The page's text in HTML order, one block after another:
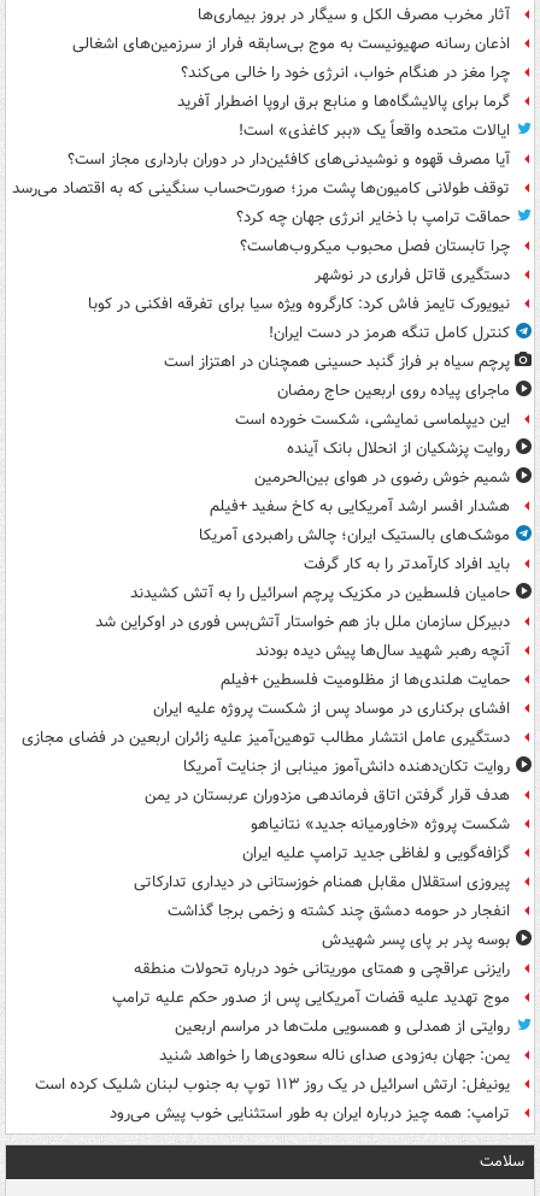
آثار مخرب مصرف الکل و سیگار در بروز بیماری‌ها
اذعان رسانه صهیونیست به موج بی‌سابقه فرار از سرزمین‌های اشغالی
چرا مغز در هنگام خواب، انرژی خود را خالی می‌کند؟
گرما برای پالایشگاه‌ها و منابع برق اروپا اضطرار آفرید
ایالات متحده واقعاً یک «ببر کاغذی» است!
آیا مصرف قهوه و نوشیدنی‌های کافئین‌دار در دوران بارداری مجاز است؟
توقف طولانی کامیون‌ها پشت مرز؛ صورت‌حساب سنگینی که به اقتصاد می‌رسد
حماقت ترامپ با ذخایر انرژی جهان چه کرد؟
چرا تابستان فصل محبوب میکروب‌هاست؟
دستگیری قاتل فراری در نوشهر
نیویورک تایمز فاش کرد: کارگروه ویژه سیا برای تفرقه افکنی در کوبا
کنترل کامل تنگه هرمز در دست ایران!
پرچم سیاه بر فراز گنبد حسینی همچنان در اهتزاز است
ماجرای پیاده روی اربعین حاج رمضان
این دیپلماسی نمایشی، شکست خورده است
روایت پزشکیان از انحلال بانک آینده
شمیم خوش رضوی در هوای بین‌الحرمین
هشدار افسر ارشد آمریکایی به کاخ سفید +فیلم
موشک‌های بالستیک ایران؛ چالش راهبردی آمریکا
باید افراد کارآمدتر را به کار گرفت
حامیان فلسطین در مکزیک پرچم اسرائیل را به آتش کشیدند
دبیرکل سازمان ملل باز هم خواستار آتش‌بس فوری در اوکراین شد
آنچه رهبر شهید سال‌ها پیش دیده بودند
حمایت هلندی‌ها از مظلومیت فلسطین +فیلم
افشای برکناری در موساد پس از شکست پروژه علیه ایران
دستگیری عامل انتشار مطالب توهین‌آمیز علیه زائران اربعین در فضای مجازی
روایت تکان‌دهنده دانش‌آموز مینابی از جنایت آمریکا
هدف قرار گرفتن اتاق‌ فرماندهی مزدوران عربستان در یمن
شکست پروژه «خاورمیانه جدید» نتانیاهو
گزافه‌گویی و لفاظی جدید ترامپ علیه ایران
پیروزی استقلال مقابل همنام خوزستانی در دیداری تدارکاتی
انفجار در حومه دمشق چند کشته و زخمی برجا گذاشت
بوسه‌ پدر بر پای پسر شهیدش
رایزنی عراقچی و همتای موریتانی خود درباره تحولات منطقه
موج تهدید علیه قضات آمریکایی پس از صدور حکم علیه ترامپ
روایتی از همدلی و همسویی ملت‌ها در مراسم اربعین
یمن: جهان به‌زودی صدای ناله سعودی‌ها را خواهد شنید
یونیفل: ارتش اسرائیل در یک روز ۱۱۳ توپ به جنوب لبنان شلیک کرده است
ترامپ: همه چیز درباره ایران به طور استثنایی خوب پیش می‌رود
سلامت